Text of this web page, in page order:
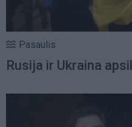
Pasaulis
Rusija ir Ukraina